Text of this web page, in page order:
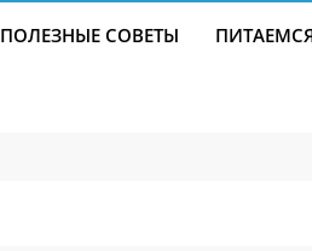
ПОЛЕЗНЫЕ СОВЕТЫ